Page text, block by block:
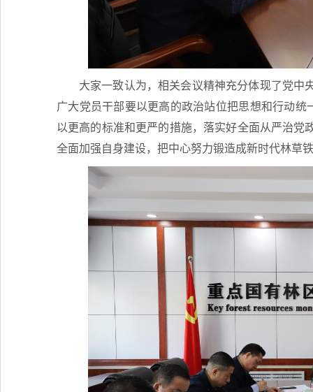
大家一致认为，相关会议精神充分体现了党中
广大党员干部要以更高的政治站位把思想和行动统
以更高的标准和更严的措施，落实好全面从严治
全面加强自身建设，把中心努力锻造成新时代林草